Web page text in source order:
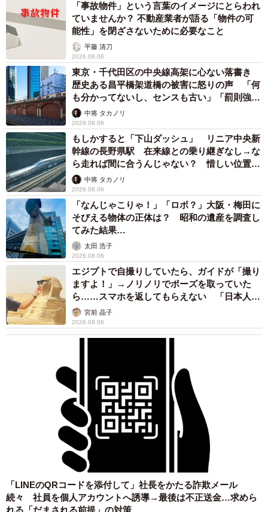
「事故物件」という言葉のイメージにとらわれ
ていませんか？ 不動産業者が語る「物件の可
能性」を閉ざさないために必要なこと
平藤 清刀
2026.08.06
東京・千代田区の中央線高架に心ない落書き
歴史ある昌平橋架道橋の被害に怒りの声 「何
も分かってないし、センスも古い」「罰則強化
して」中将 タカノリ
2026.08.06
もしかすると「下山ダッシュ」 リニア中央新
幹線の長野県駅 在来線との乗り継ぎなし→な
ら走れば間に合うんじゃない？ 惜しい位置関
係が反響
中将 タカノリ
2026.08.06
「なんじゃこりゃ！」「ロボ？」大阪・梅田に
そびえる物体の正体は？ 昭和の遺産を調査し
てみた結果…
太田 浩子
2026.08.06
エジプトで自撮りしていたら、ガイドが「撮り
ますよ！」→ノリノリでポーズを取っていた
ら……スマホを返してもらえない 「日本人は
カモ代表かも」「私は6時間で3万円払った」
宮前 晶子
2026.08.06
「LINEのQRコードを添付して」社長をかたる詐欺メール
続々 社員を個人アカウントへ誘導→最後は不正送金…求めら
れる「だまされる前提」の対策